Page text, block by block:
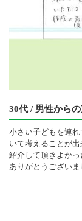
30代 / 男性から
小さい子どもを連
いて考えることが
紹介して頂きよか
ありがとうございま